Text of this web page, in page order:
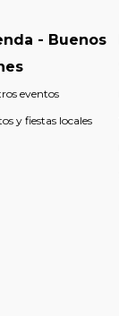
- Buenos
eventos
y fiestas locales